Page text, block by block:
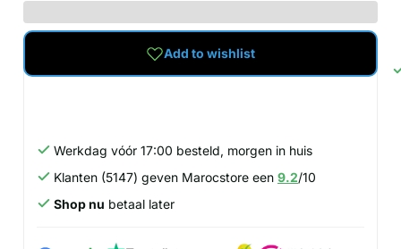
Add to wishlist
Werkdag vóór 17:00 besteld, morgen in huis
Klanten (5147) geven Marocstore een 9.2/10
Shop nu betaal later